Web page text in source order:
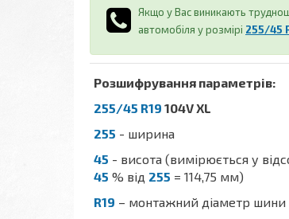
Якщо у Вас виникають
автомобіля у розмірі 255/45
Розшифрування параметрів:
255/45 R19 104V XL
255 - ширина
45 - висота (вимірюється у
45 % від 255 = 114,75 мм)
R19 – монтажний діаметр шини